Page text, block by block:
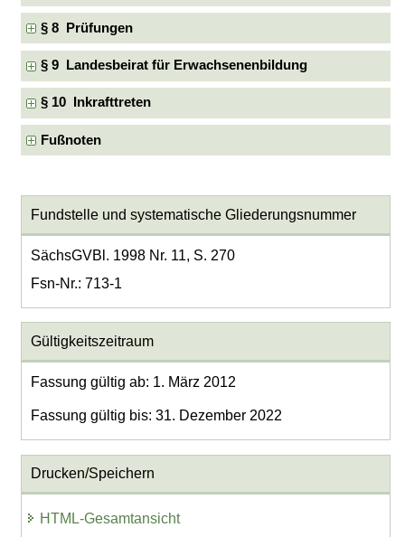
§ 8 Prüfungen
§ 9 Landesbeirat für Erwachsenenbildung
§ 10 Inkrafttreten
Fußnoten
Fundstelle und systematische Gliederungsnummer
SächsGVBl. 1998 Nr. 11, S. 270
Fsn-Nr.: 713-1
Gültigkeitszeitraum
Fassung gültig ab: 1. März 2012
Fassung gültig bis: 31. Dezember 2022
Drucken/Speichern
HTML-Gesamtansicht